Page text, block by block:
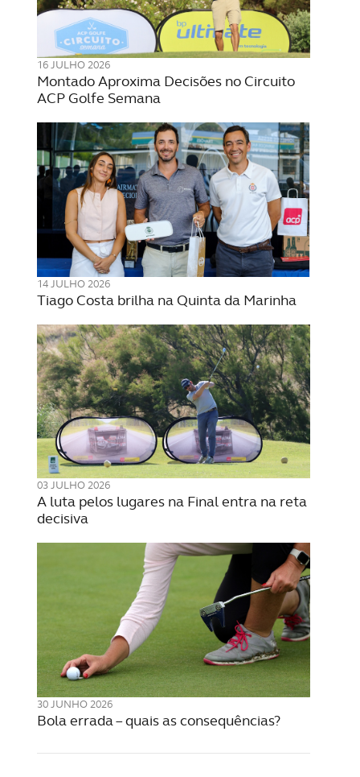
16 JULHO 2026
Montado Aproxima Decisões no Circuito
ACP Golfe Semana
14 JULHO 2026
Tiago Costa brilha na Quinta da Marinha
03 JULHO 2026
A luta pelos lugares na Final entra na reta
decisiva
30 JUNHO 2026
Bola errada – quais as consequências?